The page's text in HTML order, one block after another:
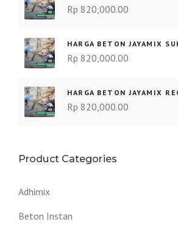
Rp 820,000.00
HARGA BETON JAYAMIX
Rp 820,000.00
HARGA BETON JAYAMIX
Rp 820,000.00
Product Categories
Adhimix
Beton Instan